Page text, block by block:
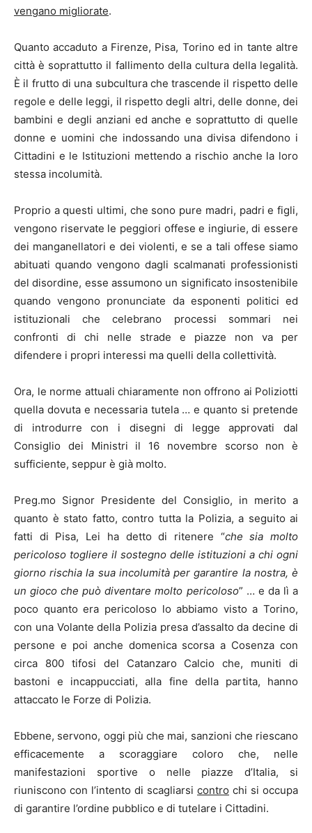
vengano migliorate.
Quanto accaduto a Firenze, Pisa, Torino ed in tante altre
città è soprattutto il fallimento della cultura della legalità.
È il frutto di una subcultura che trascende il rispetto delle
regole e delle leggi, il rispetto degli altri, delle donne, dei
bambini e degli anziani ed anche e soprattutto di quelle
donne e uomini che indossando una divisa difendono i
Cittadini e le Istituzioni mettendo a rischio anche la loro
stessa incolumità.
Proprio a questi ultimi, che sono pure madri, padri e figli,
vengono riservate le peggiori offese e ingiurie, di essere
dei manganellatori e dei violenti, e se a tali offese siamo
abituati quando vengono dagli scalmanati professionisti
del disordine, esse assumono un significato insostenibile
quando vengono pronunciate da esponenti politici ed
istituzionali che celebrano processi sommari nei
confronti di chi nelle strade e piazze non va per
difendere i propri interessi ma quelli della collettività.
Ora, le norme attuali chiaramente non offrono ai Poliziotti
quella dovuta e necessaria tutela … e quanto si pretende
di introdurre con i disegni di legge approvati dal
Consiglio dei Ministri il 16 novembre scorso non è
sufficiente, seppur è già molto.
Preg.mo Signor Presidente del Consiglio, in merito a
quanto è stato fatto, contro tutta la Polizia, a seguito ai
fatti di Pisa, Lei ha detto di ritenere “che sia molto
pericoloso togliere il sostegno delle istituzioni a chi ogni
giorno rischia la sua incolumità per garantire la nostra, è
un gioco che può diventare molto pericoloso” … e da lì a
poco quanto era pericoloso lo abbiamo visto a Torino,
con una Volante della Polizia presa d’assalto da decine di
persone e poi anche domenica scorsa a Cosenza con
circa 800 tifosi del Catanzaro Calcio che, muniti di
bastoni e incappucciati, alla fine della partita, hanno
attaccato le Forze di Polizia.
Ebbene, servono, oggi più che mai, sanzioni che riescano
efficacemente a scoraggiare coloro che, nelle
manifestazioni sportive o nelle piazze d’Italia, si
riuniscono con l’intento di scagliarsi contro chi si occupa
di garantire l’ordine pubblico e di tutelare i Cittadini.